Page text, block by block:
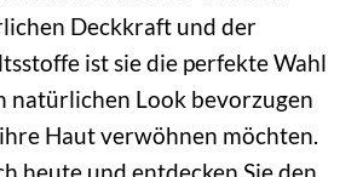
Deckkraft und der
ist sie die perfekte Wahl
natürlichen Look bevorzugen
Haut verwöhnen möchten.